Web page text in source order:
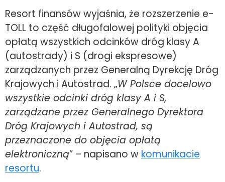
Resort finansów wyjaśnia, że rozszerzenie e-
TOLL to część długofalowej polityki objęcia
opłatą wszystkich odcinków dróg klasy A
(autostrady) i S (drogi ekspresowe)
zarządzanych przez Generalną Dyrekcję Dróg
Krajowych i Autostrad. „W Polsce docelowo
wszystkie odcinki dróg klasy A i S,
zarządzane przez Generalnego Dyrektora
Dróg Krajowych i Autostrad, są
przeznaczone do objęcia opłatą
elektroniczną” – napisano w komunikacie
resortu.